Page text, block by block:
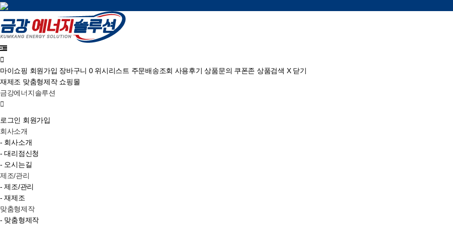
마이쇼핑 회원가입 장바구니 0 위시리스트 주문배송조회 사용후기 상품문의 쿠폰존 상품검색 X 닫기
재제조 맞춤형제작 쇼핑몰
금강에너지솔루션
로그인 회원가입
회사소개
- 회사소개
- 대리점신청
- 오시는길
제조/관리
- 제조/관리
- 재제조
맞춤형제작
- 맞춤형제작